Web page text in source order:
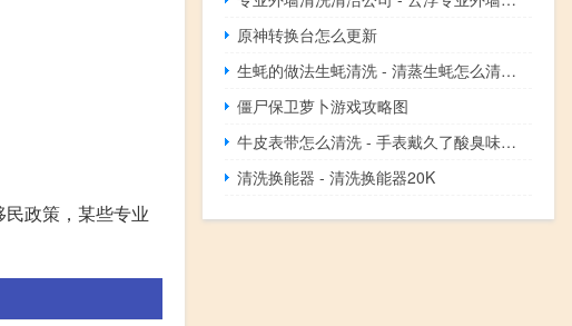
政策，某些专业
原神转换台怎么更新
生蚝的做法生蚝清洗 - 清蒸生蚝怎么清洗方法
僵尸保卫萝卜游戏攻略图
牛皮表带怎么清洗 - 手表戴久了酸臭味怎么解决
清洗换能器 - 清洗换能器20K